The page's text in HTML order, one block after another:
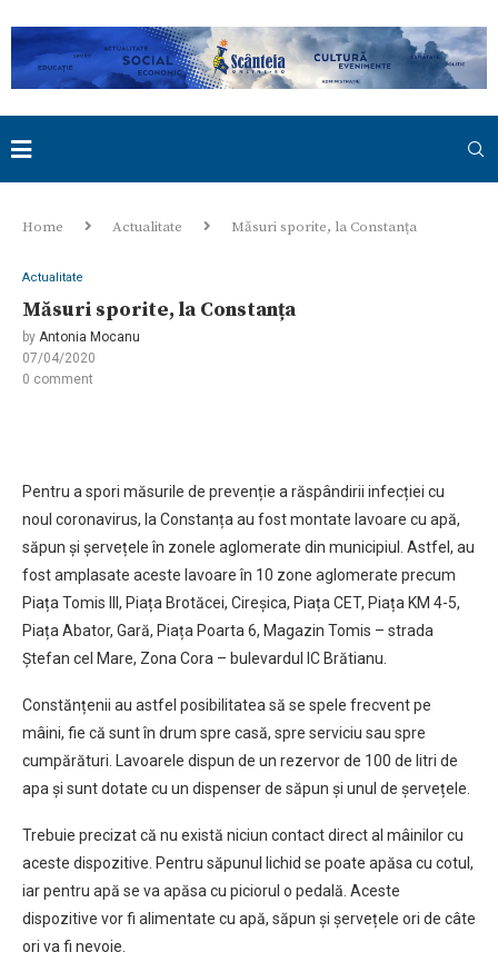
Home Actualitate Măsuri sporite, la Constanța
Actualitate
Măsuri sporite, la Constanța
by Antonia Mocanu
07/04/2020
0 comment
Pentru a spori măsurile de prevenție a răspândirii infecției cu
noul coronavirus, la Constanța au fost montate lavoare cu apă,
săpun și șervețele în zonele aglomerate din municipiul. Astfel, au
fost amplasate aceste lavoare în 10 zone aglomerate precum
Piața Tomis III, Piața Brotăcei, Cireșica, Piața CET, Piața KM 4-5,
Piața Abator, Gară, Piața Poarta 6, Magazin Tomis – strada
Ștefan cel Mare, Zona Cora – bulevardul IC Brătianu.
Constănțenii au astfel posibilitatea să se spele frecvent pe
mâini, fie că sunt în drum spre casă, spre serviciu sau spre
cumpărături. Lavoarele dispun de un rezervor de 100 de litri de
apa și sunt dotate cu un dispenser de săpun și unul de șervețele.
Trebuie precizat că nu există niciun contact direct al mâinilor cu
aceste dispozitive. Pentru săpunul lichid se poate apăsa cu cotul,
iar pentru apă se va apăsa cu piciorul o pedală. Aceste
dispozitive vor fi alimentate cu apă, săpun și șervețele ori de câte
ori va fi nevoie.